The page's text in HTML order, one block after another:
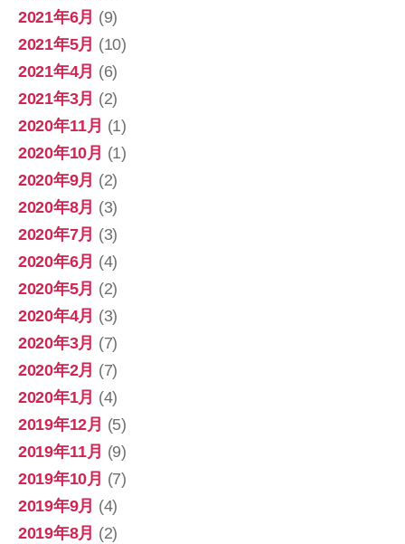
2021年6月 (9)
2021年5月 (10)
2021年4月 (6)
2021年3月 (2)
2020年11月 (1)
2020年10月 (1)
2020年9月 (2)
2020年8月 (3)
2020年7月 (3)
2020年6月 (4)
2020年5月 (2)
2020年4月 (3)
2020年3月 (7)
2020年2月 (7)
2020年1月 (4)
2019年12月 (5)
2019年11月 (9)
2019年10月 (7)
2019年9月 (4)
2019年8月 (2)